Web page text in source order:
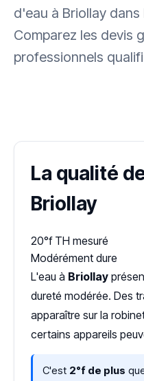
d'eau à Briollay
Comparez les devis
professionnels
La qualité
Briollay
20°f TH mesuré
Modérément dure
L'eau à Briollay
dureté modérée. Des
apparaître sur la
certains appareils
C'est 2°f de plus